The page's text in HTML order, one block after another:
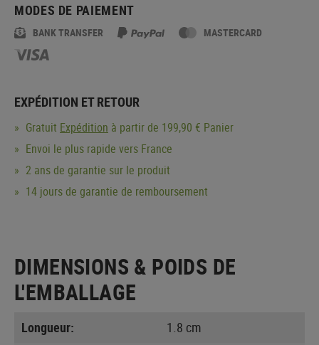
MODES DE PAIEMENT
BANK TRANSFER MASTERCARD
EXPÉDITION ET RETOUR
Gratuit Expédition à partir de 199,90 € Panier
Envoi le plus rapide vers France
2 ans de garantie sur le produit
14 jours de garantie de remboursement
DIMENSIONS & POIDS DE
L'EMBALLAGE
Longueur:
1.8 cm